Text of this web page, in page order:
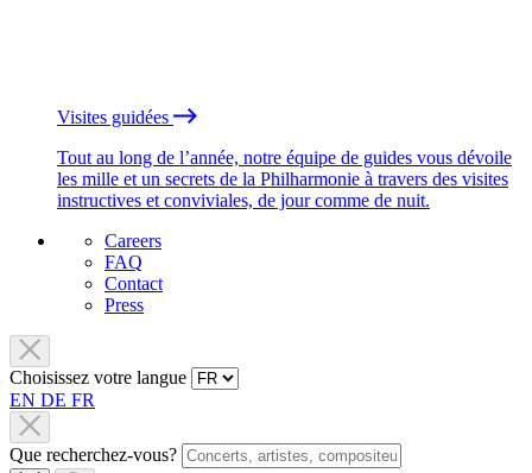
Visites guidées
Tout au long de l’année, notre équipe de guides vous dévoile
les mille et un secrets de la Philharmonie à travers des visites
instructives et conviviales, de jour comme de nuit.
Careers
FAQ
Contact
Press
Choisissez votre langue
EN DE FR
Que recherchez-vous?